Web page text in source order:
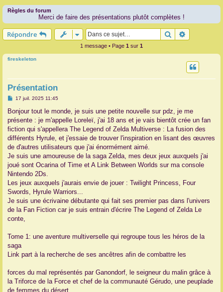
r
Règles du forum
Merci de faire des présentations plutôt complètes !
Répondre Rechercher
1 message • Page 1 sur 1
fireskeleton
Présentation
M
s
a
g
17 juil. 2025 11:45
Bonjour tout le monde, je suis une petite nouvelle sur pdz, je me
présente : je m'appelle Loreleï, j'ai 18 ans et je vais bientôt crée un fan
fiction qui s'appellera The Legend of Zelda Multiverse : La fusion des
différents Hyrule, et j'essaie de trouver l'inspiration en lisant des œuvres
de d'autres utilisateurs que j'ai énormément aimé.
Je suis une amoureuse de la saga Zelda, mes deux jeux auxquels j'ai
joué sont Ocarina of Time et A Link Between Worlds sur ma console
Nintendo 2Ds.
Les jeux auxquels j'aurais envie de jouer : Twilight Princess, Four
Swords, Hyrule Warriors...
Je suis une écrivaine débutante qui fait ses premier pas dans l'univers
de la Fan Fiction car je suis entrain d'écrire The Legend of Zelda Le
conte,
Tome 1: une aventure multiverselle qui regroupe tous les héros de la
saga
Link part à la recherche de ses ancêtres afin de combattre les
forces du mal représentés par Ganondorf, le seigneur du malin grâce à
la Triforce de la Force et chef de la communauté Gérudo, une peuplade
de femmes du désert